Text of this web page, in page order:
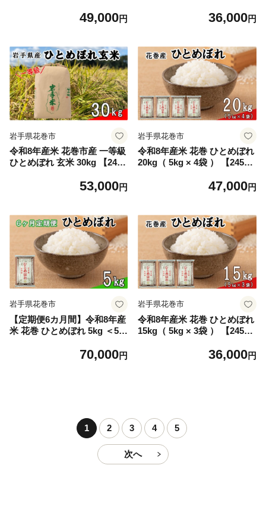
49,000円
計15kg＞ 【2455】36,000円
岩手県花巻市
令和8年産米 花巻市産 一等級
ひとめぼれ 玄米 30kg 【245
53,000円
岩手県花巻市
令和8年産米 花巻 ひとめぼれ
20kg（ 5kg × 4袋 ） 【245
47,000円
岩手県花巻市
【定期便6カ月間】令和8年産
米 花巻 ひとめぼれ 5kg ＜5k
70,000円
岩手県花巻市
令和8年産米 花巻 ひとめぼれ
15kg（ 5kg × 3袋 ） 【245
36,000円
1 2 3 4 5
次へ